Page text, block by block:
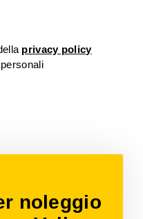
privacy policy
noleggio